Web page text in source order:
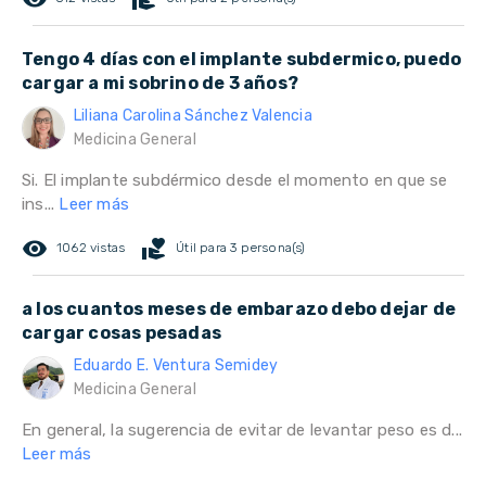
Tengo 4 días con el implante subdermico, puedo
cargar a mi sobrino de 3 años?
Liliana Carolina Sánchez Valencia
Medicina General
Si. El implante subdérmico desde el momento en que se
ins... Leer más
remove_red_eye 1062 vistas volunteer_activism Útil para 3 persona(s)
a los cuantos meses de embarazo debo dejar de
cargar cosas pesadas
Eduardo E. Ventura Semidey
Medicina General
En general, la sugerencia de evitar de levantar peso es d...
Leer más